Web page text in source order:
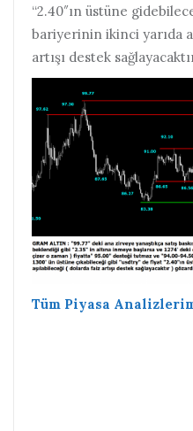
“2.40″ın üstüne
bariyerinin ikinci yarıda
artışı destek
Tüm Piyasa